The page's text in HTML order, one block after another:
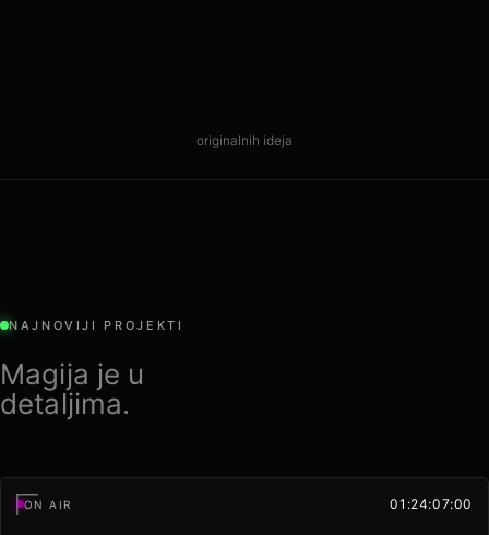
originalnih ideja
NAJNOVIJI PROJEKTI
Magija je u
detaljima.
ON AIR 01:24:07:00